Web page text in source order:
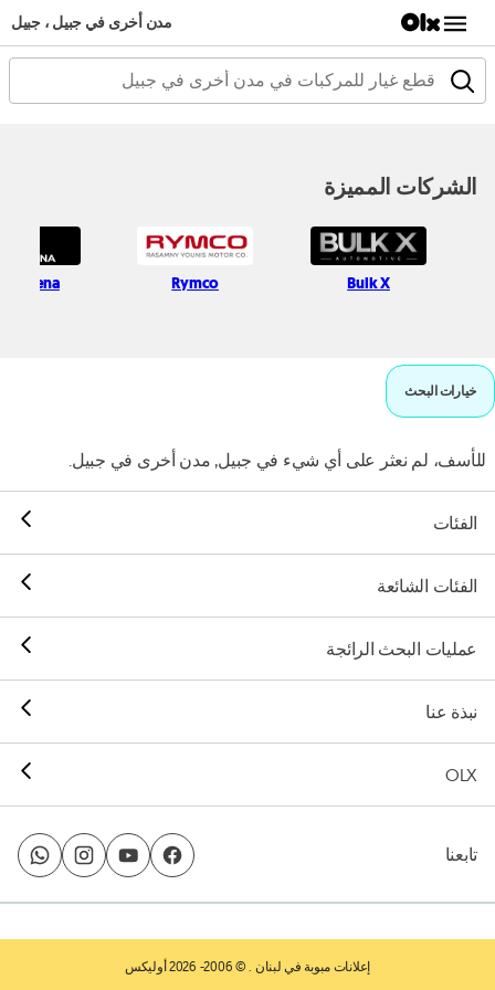
مدن أخرى في جبيل ، جبيل
الشركات المميزة
Bulk X
Rymco
Mena
خيارات البحث
للأسف، لم نعثر على أي شيء في جبيل, مدن أخرى في جبيل.
الفئات
الفئات الشائعة
عمليات البحث الرائجة
نبذة عنا
OLX
تابعنا
إعلانات مبوبة في لبنان . © 2006- 2026 أوليكس